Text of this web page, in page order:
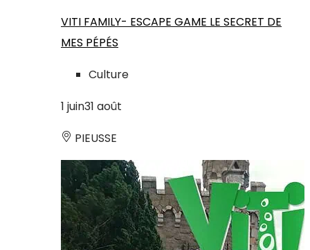
VITI FAMILY- ESCAPE GAME LE SECRET DE
MES PÉPÉS
Culture
1 juin31 août
PIEUSSE